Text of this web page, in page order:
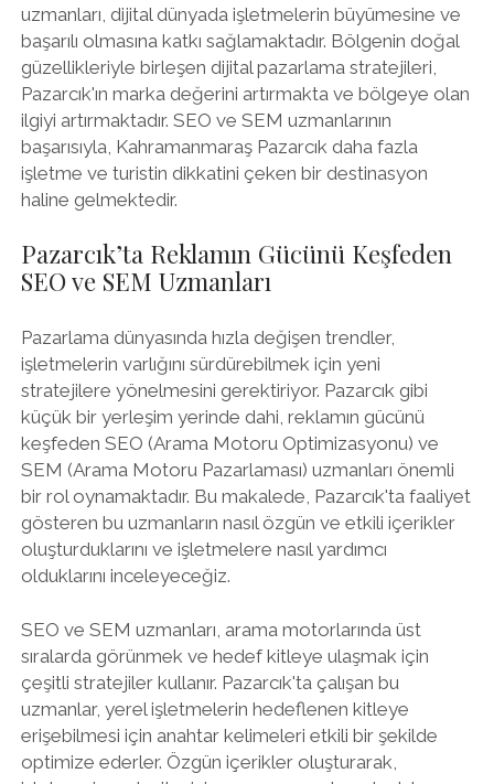
uzmanları, dijital dünyada işletmelerin büyümesine ve
başarılı olmasına katkı sağlamaktadır. Bölgenin doğal
güzellikleriyle birleşen dijital pazarlama stratejileri,
Pazarcık'ın marka değerini artırmakta ve bölgeye olan
ilgiyi artırmaktadır. SEO ve SEM uzmanlarının
başarısıyla, Kahramanmaraş Pazarcık daha fazla
işletme ve turistin dikkatini çeken bir destinasyon
haline gelmektedir.
Pazarcık’ta Reklamın Gücünü Keşfeden
SEO ve SEM Uzmanları
Pazarlama dünyasında hızla değişen trendler,
işletmelerin varlığını sürdürebilmek için yeni
stratejilere yönelmesini gerektiriyor. Pazarcık gibi
küçük bir yerleşim yerinde dahi, reklamın gücünü
keşfeden SEO (Arama Motoru Optimizasyonu) ve
SEM (Arama Motoru Pazarlaması) uzmanları önemli
bir rol oynamaktadır. Bu makalede, Pazarcık'ta faaliyet
gösteren bu uzmanların nasıl özgün ve etkili içerikler
oluşturduklarını ve işletmelere nasıl yardımcı
olduklarını inceleyeceğiz.
SEO ve SEM uzmanları, arama motorlarında üst
sıralarda görünmek ve hedef kitleye ulaşmak için
çeşitli stratejiler kullanır. Pazarcık'ta çalışan bu
uzmanlar, yerel işletmelerin hedeflenen kitleye
erişebilmesi için anahtar kelimeleri etkili bir şekilde
optimize ederler. Özgün içerikler oluşturarak,